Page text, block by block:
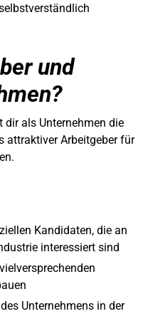
und
dir als Unternehmen die
attraktiver Arbeitgeber für
Kandidaten, die an
interessiert sind
Unternehmens in der